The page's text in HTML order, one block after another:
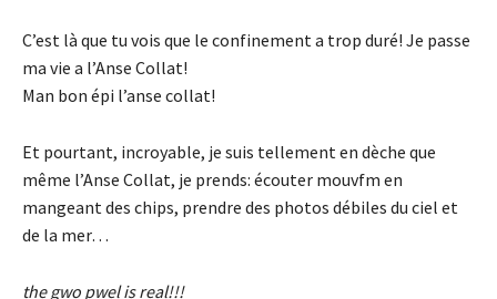
C’est là que tu vois que le confinement a trop duré! Je passe
ma vie a l’Anse Collat!
Man bon épi l’anse collat!
Et pourtant, incroyable, je suis tellement en dèche que
même l’Anse Collat, je prends: écouter mouvfm en
mangeant des chips, prendre des photos débiles du ciel et
de la mer…
the gwo pwel is real!!!